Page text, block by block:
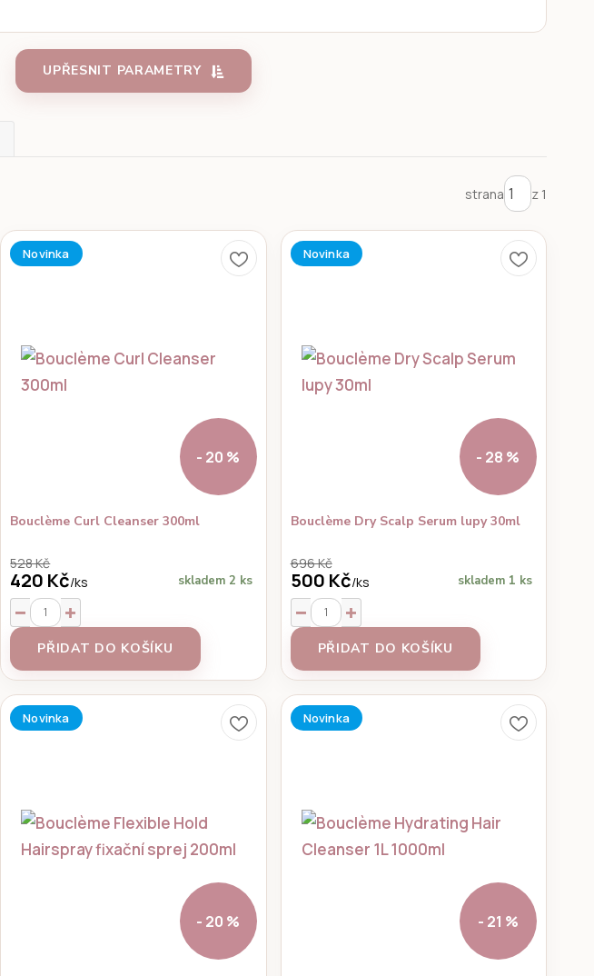
UPŘESNIT PARAMETRY
strana z 1
Novinka
- 20 %
Bouclème Curl Cleanser 300ml
528 Kč
420 Kč/ks skladem 2 ks
PŘIDAT DO KOŠÍKU
Novinka
- 28 %
Bouclème Dry Scalp Serum lupy 30ml
696 Kč
500 Kč/ks skladem 1 ks
PŘIDAT DO KOŠÍKU
Novinka
- 20 %
Novinka
- 21 %